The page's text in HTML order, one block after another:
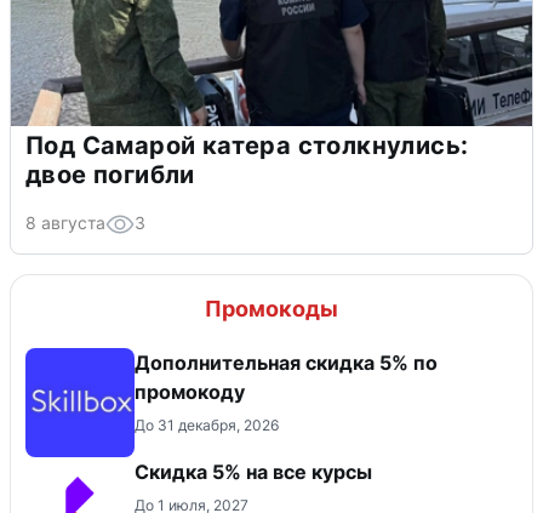
Под Самарой катера столкнулись:
двое погибли
8 августа 3
Промокоды
Дополнительная скидка 5% по
промокоду
До 31 декабря, 2026
Скидка 5% на все курсы
До 1 июля, 2027